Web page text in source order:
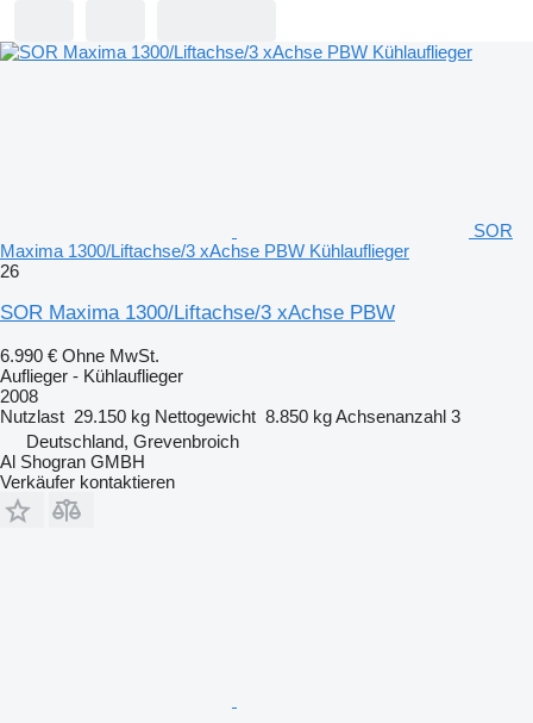
SOR
Maxima 1300/Liftachse/3 xAchse PBW Kühlauflieger
26
SOR Maxima 1300/Liftachse/3 xAchse PBW
6.990 € Ohne MwSt.
Auflieger - Kühlauflieger
2008
Nutzlast 29.150 kg Nettogewicht 8.850 kgAchsenanzahl 3
Deutschland, Grevenbroich
Al Shogran GMBH
Verkäufer kontaktieren